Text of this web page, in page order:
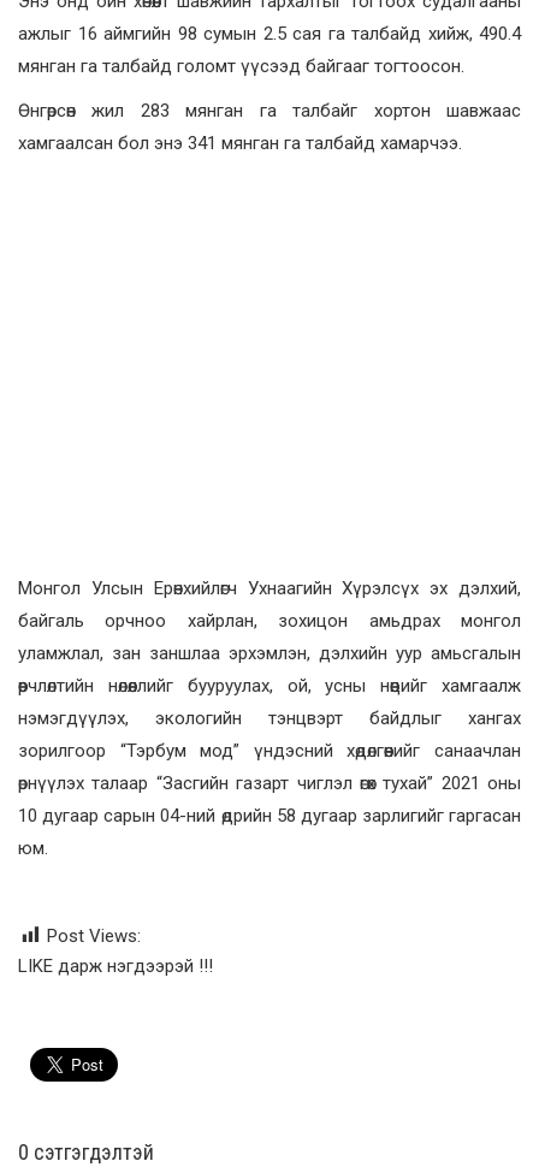
ажлыг 16 аймгийн 98 сумын 2.5 сая га талбайд хийж, 490.4
мянган га талбайд голомт үүсээд байгааг тогтоосон.
Өнгөрсөн жил 283 мянган га талбайг хортон шавжаас
хамгаалсан бол энэ 341 мянган га талбайд хамарчээ.
Монгол Улсын Ерөнхийлөгч Ухнаагийн Хүрэлсүх эх дэлхий,
байгаль орчноо хайрлан, зохицон амьдрах монгол
уламжлал, зан заншлаа эрхэмлэн, дэлхийн уур амьсгалын
өөрчлөлтийн нөлөөллийг бууруулах, ой, усны нөөцийг хамгаалж
нэмэгдүүлэх, экологийн тэнцвэрт байдлыг хангах
зорилгоор “Тэрбум мод” үндэсний хөдөлгөөнийг санаачлан
өрнүүлэх талаар “Засгийн газарт чиглэл өгөх тухай” 2021 оны
10 дугаар сарын 04-ний өдрийн 58 дугаар зарлигийг гаргасан
юм.
Post Views:
LIKE дарж нэгдээрэй !!!
0 cэтгэгдэлтэй